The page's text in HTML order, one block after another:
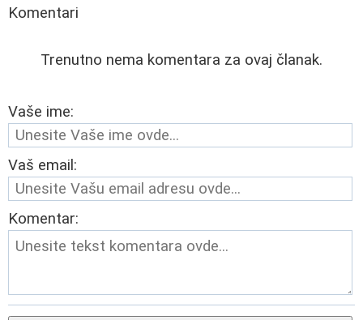
Komentari
Trenutno nema komentara za ovaj članak.
Vaše ime:
Vaš email:
Komentar: